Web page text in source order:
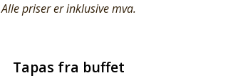
Alle priser er inklusive mva.
Tapas fra buffet